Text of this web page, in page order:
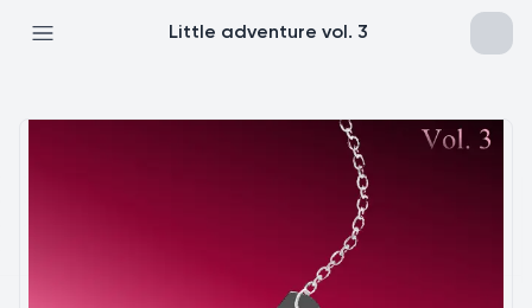
Little adventure vol. 3